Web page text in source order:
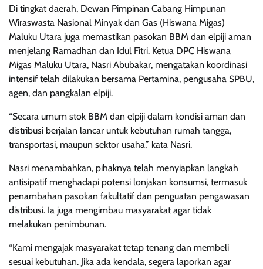
Di tingkat daerah, Dewan Pimpinan Cabang Himpunan
Wiraswasta Nasional Minyak dan Gas (Hiswana Migas)
Maluku Utara juga memastikan pasokan BBM dan elpiji aman
menjelang Ramadhan dan Idul Fitri. Ketua DPC Hiswana
Migas Maluku Utara, Nasri Abubakar, mengatakan koordinasi
intensif telah dilakukan bersama Pertamina, pengusaha SPBU,
agen, dan pangkalan elpiji.
“Secara umum stok BBM dan elpiji dalam kondisi aman dan
distribusi berjalan lancar untuk kebutuhan rumah tangga,
transportasi, maupun sektor usaha,” kata Nasri.
Nasri menambahkan, pihaknya telah menyiapkan langkah
antisipatif menghadapi potensi lonjakan konsumsi, termasuk
penambahan pasokan fakultatif dan penguatan pengawasan
distribusi. Ia juga mengimbau masyarakat agar tidak
melakukan penimbunan.
“Kami mengajak masyarakat tetap tenang dan membeli
sesuai kebutuhan. Jika ada kendala, segera laporkan agar